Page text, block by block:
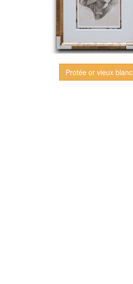
Protée or vieux blanc